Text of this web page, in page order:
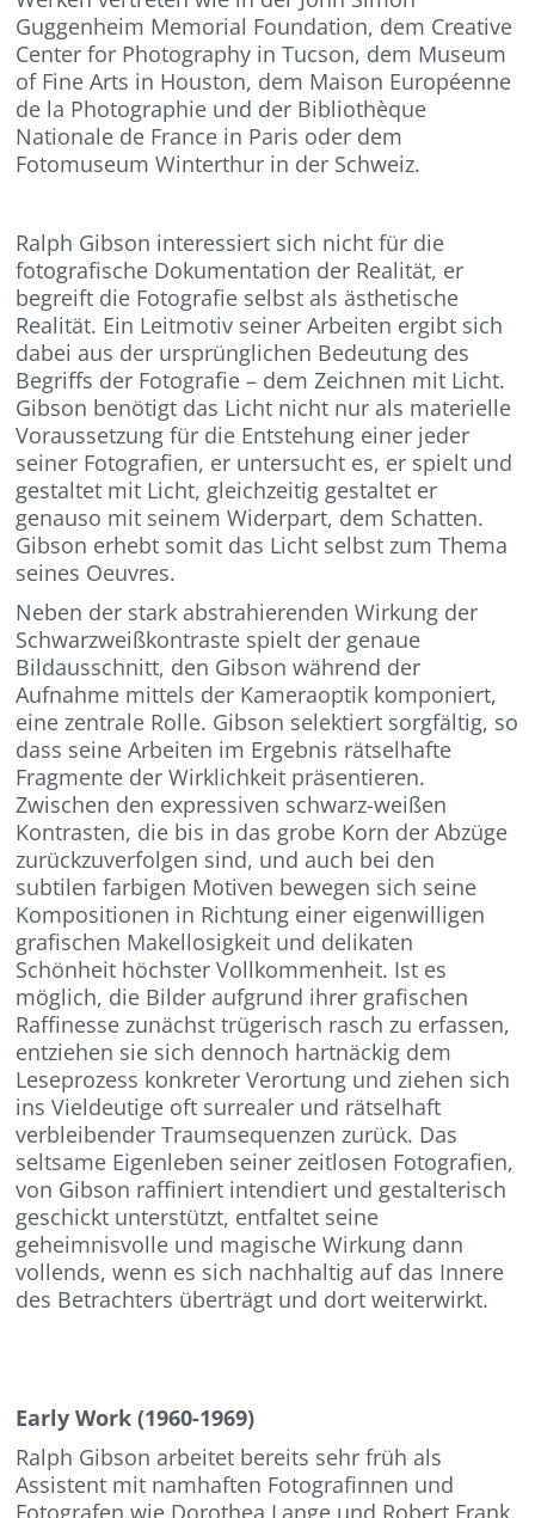
Guggenheim Memorial Foundation, dem Creative
Center for Photography in Tucson, dem Museum
of Fine Arts in Houston, dem Maison Européenne
de la Photographie und der Bibliothèque
Nationale de France in Paris oder dem
Fotomuseum Winterthur in der Schweiz.
Ralph Gibson interessiert sich nicht für die
fotografische Dokumentation der Realität, er
begreift die Fotografie selbst als ästhetische
Realität. Ein Leitmotiv seiner Arbeiten ergibt sich
dabei aus der ursprünglichen Bedeutung des
Begriffs der Fotografie – dem Zeichnen mit Licht.
Gibson benötigt das Licht nicht nur als materielle
Voraussetzung für die Entstehung einer jeder
seiner Fotografien, er untersucht es, er spielt und
gestaltet mit Licht, gleichzeitig gestaltet er
genauso mit seinem Widerpart, dem Schatten.
Gibson erhebt somit das Licht selbst zum Thema
seines Oeuvres.
Neben der stark abstrahierenden Wirkung der
Schwarzweißkontraste spielt der genaue
Bildausschnitt, den Gibson während der
Aufnahme mittels der Kameraoptik komponiert,
eine zentrale Rolle. Gibson selektiert sorgfältig, so
dass seine Arbeiten im Ergebnis rätselhafte
Fragmente der Wirklichkeit präsentieren.
Zwischen den expressiven schwarz-weißen
Kontrasten, die bis in das grobe Korn der Abzüge
zurückzuverfolgen sind, und auch bei den
subtilen farbigen Motiven bewegen sich seine
Kompositionen in Richtung einer eigenwilligen
grafischen Makellosigkeit und delikaten
Schönheit höchster Vollkommenheit. Ist es
möglich, die Bilder aufgrund ihrer grafischen
Raffinesse zunächst trügerisch rasch zu erfassen,
entziehen sie sich dennoch hartnäckig dem
Leseprozess konkreter Verortung und ziehen sich
ins Vieldeutige oft surrealer und rätselhaft
verbleibender Traumsequenzen zurück. Das
seltsame Eigenleben seiner zeitlosen Fotografien,
von Gibson raffiniert intendiert und gestalterisch
geschickt unterstützt, entfaltet seine
geheimnisvolle und magische Wirkung dann
vollends, wenn es sich nachhaltig auf das Innere
des Betrachters überträgt und dort weiterwirkt.
Early Work (1960-1969)
Ralph Gibson arbeitet bereits sehr früh als
Assistent mit namhaften Fotografinnen und